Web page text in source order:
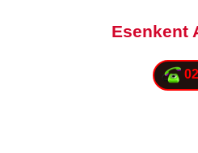
Esenkent